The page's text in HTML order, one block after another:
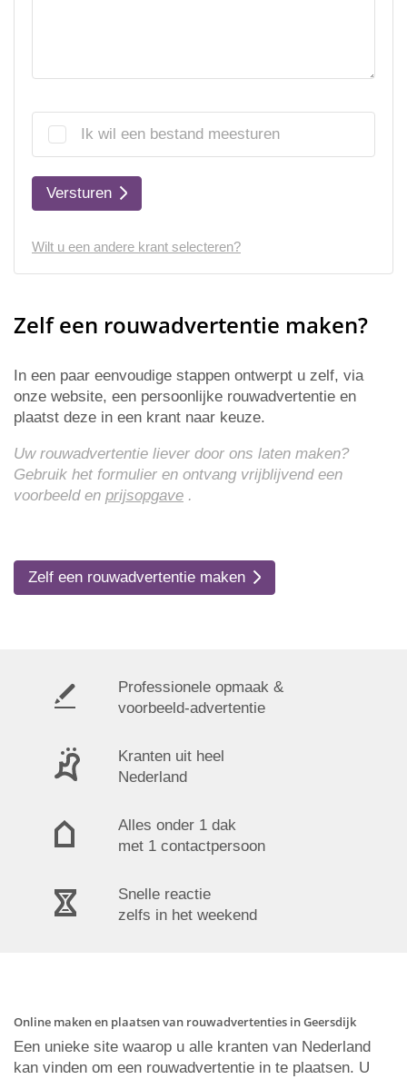
Ik wil een bestand meesturen
Versturen
Wilt u een andere krant selecteren?
Zelf een rouwadvertentie maken?
In een paar eenvoudige stappen ontwerpt u zelf, via
onze website, een persoonlijke rouwadvertentie en
plaatst deze in een krant naar keuze.
Uw rouwadvertentie liever door ons laten maken?
Gebruik het formulier en ontvang vrijblijvend een
voorbeeld en prijsopgave .
Zelf een rouwadvertentie maken
Professionele opmaak &
voorbeeld-advertentie
Kranten uit heel
Nederland
Alles onder 1 dak
met 1 contactpersoon
Snelle reactie
zelfs in het weekend
Online maken en plaatsen van rouwadvertenties in Geersdijk
Een unieke site waarop u alle kranten van Nederland
kan vinden om een rouwadvertentie in te plaatsen. U